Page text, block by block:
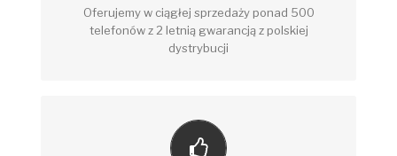
Oferujemy w ciągłej sprzedaży ponad 500
telefonów z 2 letnią gwarancją z polskiej
dystrybucji